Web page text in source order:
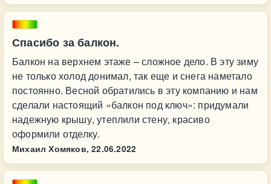
Спасибо за балкон.
Балкон на верхнем этаже – сложное дело. В эту зиму
не только холод донимал, так еще и снега наметало
постоянно. Весной обратились в эту компанию и нам
сделали настоящий «балкон под ключ»: придумали
надежную крышу, утеплили стену, красиво
оформили отделку.
Михаил Хомяков, 22.06.2022